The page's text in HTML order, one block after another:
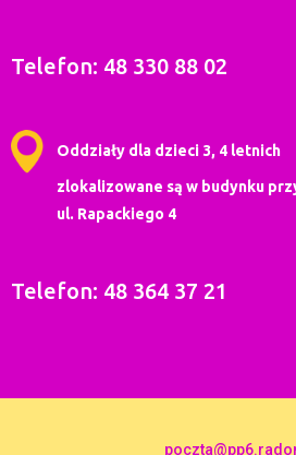
Telefon: 48 330 88 02
Oddziały dla dzieci 3, 4 letnich
zlokalizowane są w budynku
ul. Rapackiego 4
Telefon: 48 364 37 21